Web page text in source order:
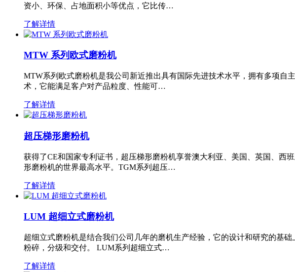
资小、环保、占地面积小等优点，它比传…
了解详情
MTW 系列欧式磨粉机
MTW系列欧式磨粉机是我公司新近推出具有国际先进技术水平，拥有多项
术，它能满足客户对产品粒度、性能可…
了解详情
超压梯形磨粉机
获得了CE和国家专利证书，超压梯形磨粉机享誉澳大利亚、美国、英国、西
形磨粉机的世界最高水平。TGM系列超压…
了解详情
LUM 超细立式磨粉机
超细立式磨粉机是结合我们公司几年的磨机生产经验，它的设计和研究的基
粉碎，分级和交付。 LUM系列超细立式…
了解详情